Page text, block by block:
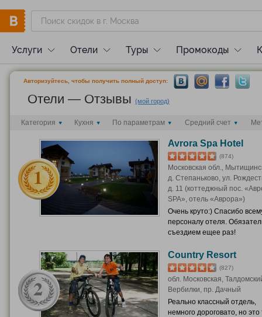
Услуги Отели Туры Промокоды
Авторизуйтесь, чтобы получить полный доступ:
Отели — Отзывы (мой город)
Категория Кухня По параметрам Средний счет
Avrora Spa Hotel
(874)
Московская обл.,
д. Степаньково, ул.
д. 11 (коттеджный пос.
SPA», отель «Аврора»)
Очень круто:) Спасибо
персоналу отеля.
съездием ещее раз!
Country Resort
(827)
обл. Московская,
Вербилки, пр. Дачный
Реально классный отдель,
немного дороговато, но это